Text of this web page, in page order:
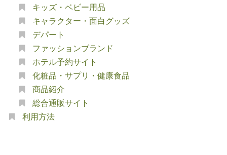
キッズ・ベビー用品
キャラクター・面白グッズ
デパート
ファッションブランド
ホテル予約サイト
化粧品・サプリ・健康食品
商品紹介
総合通販サイト
利用方法